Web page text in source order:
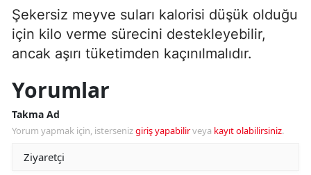
Şekersiz meyve suları kalorisi düşük olduğu
için kilo verme sürecini destekleyebilir,
ancak aşırı tüketimden kaçınılmalıdır.
Yorumlar
Takma Ad
Yorum yapmak için, istersenizgiriş yapabilirveya kayıt olabilirsiniz.